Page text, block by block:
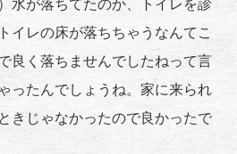
水が落ちてたのか、トイレを診
イレの床が落ちちゃうなんてこ
良く落ちませんでしたねって言
ったんでしょうね。家に来られ
きじゃなかったので良かったで